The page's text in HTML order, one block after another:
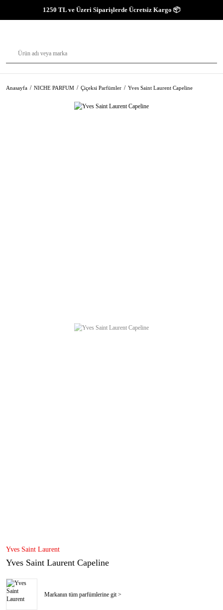
1250 TL ve Üzeri Siparişlerde Ücretsiz Kargo 📦
Anasayfa NICHE PARFUM Çiçeksi Parfümler Yves Saint Laurent Capeline
Yves Saint Laurent
Yves Saint Laurent Capeline
Markanın tüm parfümlerine git >